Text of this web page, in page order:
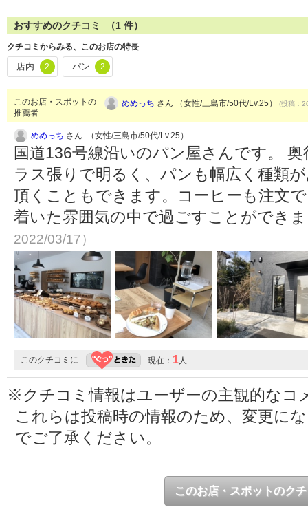
おすすめのクチコミ （1 件）
クチコミからみる、このお店の特長
店内 2 パン 2
このお店・スポットの
推薦者
めめっち さん （女性/三島市/50代/Lv.25） (投稿：
めめっち さん （女性/三島市/50代/Lv.25）
国道136号線沿いのパン屋さんです。
ラス張りで明るく、パンも幅広く種類
頂くこともできます。コーヒーも注文
着いた雰囲気の中で過ごすことができ
2022/03/17）
このクチコミに 現在： 1 人
※クチコミ情報はユーザーの主観的なコ
これらは投稿時の情報のため、変更に
でご了承ください。
このお店・スポットのク